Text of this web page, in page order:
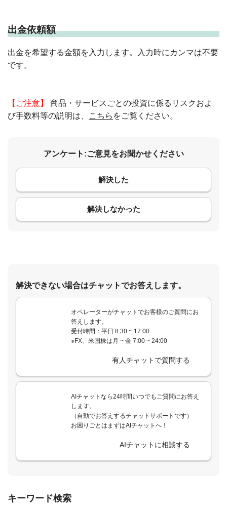
出金依頼額
出金を希望する金額を入力します。入力時にカンマは不要
です。
【ご注意】
商品・サービスごとの投資に係るリスクおよ
び手数料等の説明は、
こちら をご覧ください。
アンケート:ご意見をお聞かせください
解決した
解決しなかった
コメント
解決できない場合はチャットでお答えします。
オペレーターがチャットでお客様のご質問にお
答えします。
受付時間：平日 8:30 ~ 17:00
※FX、米国株は月 ~ 金 7:00 ~ 24:00
有人チャットで質問する
AIチャットなら24時間いつでもご質問にお答え
します。
（自動でお答えするチャットサポートです）
お困りごとはまずはAIチャットへ！
AIチャットに相談する
キーワード検索